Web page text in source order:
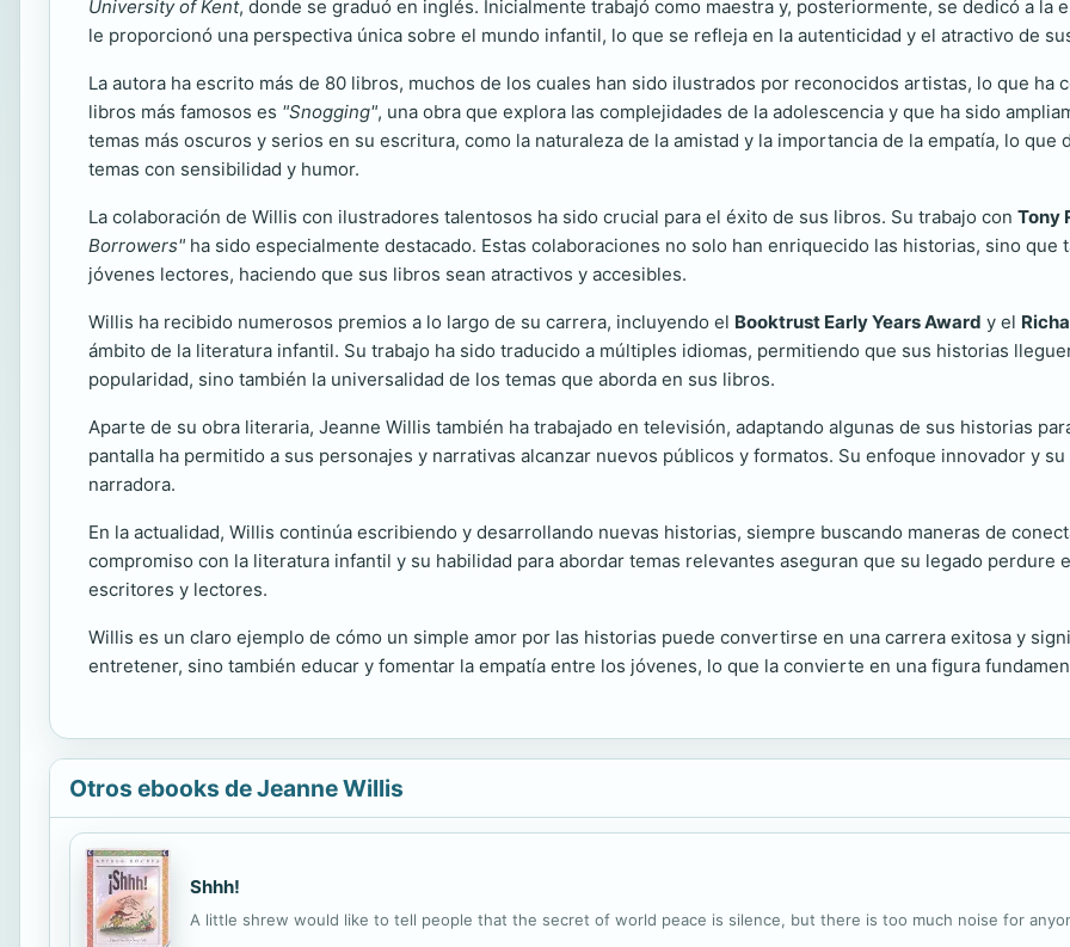
University of Kent, donde se graduó en inglés. Inicialmente trabajó como maestra y, posteriormente, se dedicó a la
le proporcionó una perspectiva única sobre el mundo infantil, lo que se refleja en la autenticidad y el atractivo de
La autora ha escrito más de 80 libros, muchos de los cuales han sido ilustrados por reconocidos artistas, lo que ha
libros más famosos es "Snogging", una obra que explora las complejidades de la adolescencia y que ha sido
temas más oscuros y serios en su escritura, como la naturaleza de la amistad y la importancia de la empatía, lo que
temas con sensibilidad y humor.
La colaboración de Willis con ilustradores talentosos ha sido crucial para el éxito de sus libros. Su trabajo con Tony
Borrowers" ha sido especialmente destacado. Estas colaboraciones no solo han enriquecido las historias, sino
jóvenes lectores, haciendo que sus libros sean atractivos y accesibles.
Willis ha recibido numerosos premios a lo largo de su carrera, incluyendo el Booktrust Early Years Award y el
ámbito de la literatura infantil. Su trabajo ha sido traducido a múltiples idiomas, permitiendo que sus historias
popularidad, sino también la universalidad de los temas que aborda en sus libros.
Aparte de su obra literaria, Jeanne Willis también ha trabajado en televisión, adaptando algunas de sus historias
pantalla ha permitido a sus personajes y narrativas alcanzar nuevos públicos y formatos. Su enfoque innovador y
narradora.
En la actualidad, Willis continúa escribiendo y desarrollando nuevas historias, siempre buscando maneras de
compromiso con la literatura infantil y su habilidad para abordar temas relevantes aseguran que su legado
escritores y lectores.
Willis es un claro ejemplo de cómo un simple amor por las historias puede convertirse en una carrera exitosa y
entretener, sino también educar y fomentar la empatía entre los jóvenes, lo que la convierte en una figura
Otros ebooks de Jeanne Willis
Shhh!
A little shrew would like to tell people that the secret of world peace is silence, but there is too much noise for